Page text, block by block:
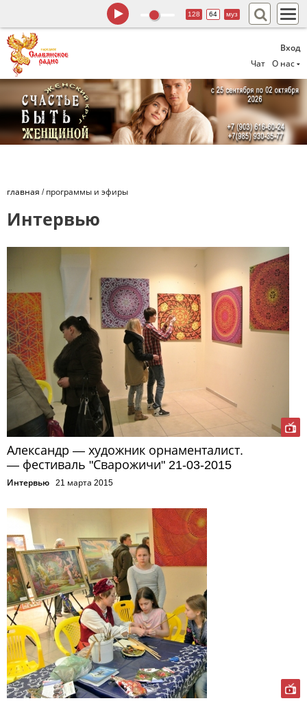
Вход
Чат
О нас
128 64 муз
главная / программы и эфиры
Интервью
Александр — художник орнаменталист.
— фестиваль "Сварожичи" 21-03-2015
Интервью 21 марта 2015